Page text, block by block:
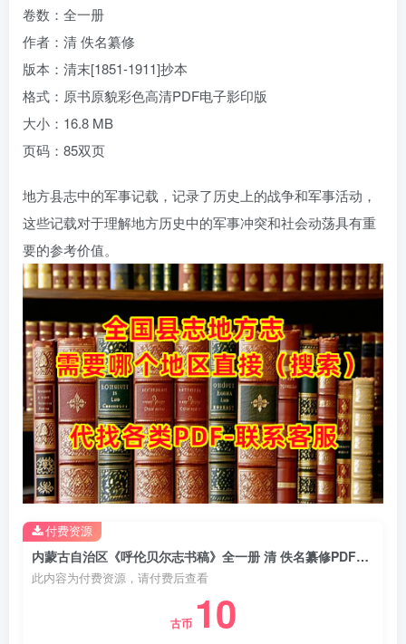
卷数：全一册
作者：清 佚名纂修
版本：清末[1851-1911]抄本
格式：原书原貌彩色高清PDF电子影印版
大小：16.8 MB
页码：85双页
地方县志中的军事记载，记录了历史上的战争和军事活动，
这些记载对于理解地方历史中的军事冲突和社会动荡具有重
要的参考价值。
内蒙古自治区《呼伦贝尔志书稿》全一册 清 佚名纂修PDF电子版地方志下载
此内容为付费资源，请付费后查看
古币 10
付费资源